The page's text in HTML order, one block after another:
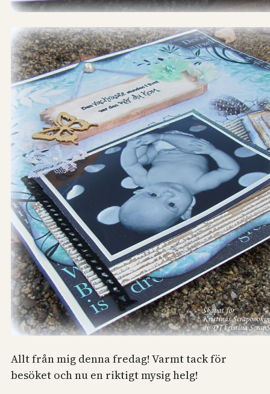
Allt från mig denna fredag! Varmt tack för
besöket och nu en riktigt mysig helg!